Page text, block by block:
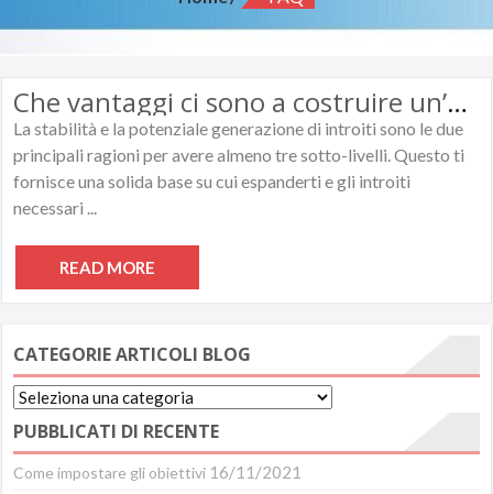
Che vantaggi ci sono a costruire un’organizzazione con almeno tre sotto-livelli?
La stabilità e la potenziale generazione di introiti sono le due
principali ragioni per avere almeno tre sotto-livelli. Questo ti
fornisce una solida base su cui espanderti e gli introiti
necessari ...
READ MORE
CATEGORIE ARTICOLI BLOG
Categorie
Articoli
Blog
PUBBLICATI DI RECENTE
Come impostare gli obiettivi 16/11/2021